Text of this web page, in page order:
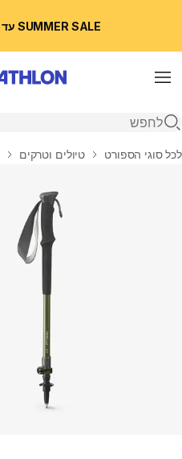
SUMMER SALE עד 50% הנחה 🛍️
Menu
פתיחת חיפוש
בית
לכל סוגי הספורט טיולים וטרקים